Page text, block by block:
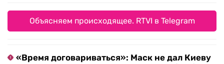
Объясняем происходящее. RTVI в Telegram
«Время договариваться»: Маск не дал Киеву